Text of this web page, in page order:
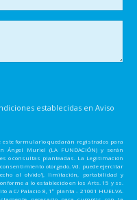
establecidas en Aviso
este formulario quedarán registrados para
Ángel Muriel (LA FUNDACIÓN) y serán
o consultas planteadas. La Legitimación
otorgado. Vd. puede ejercitar
al olvido'), limitación, portabilidad y
a lo establecido en los Arts. 15 y ss.
a C/ Palacio 8, 1ª planta - 21001 HUELVA.